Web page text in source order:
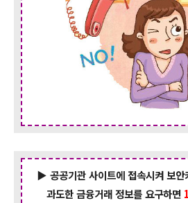
▶ 공공기관 사이트에 접속시켜 보안
과도한 금융거래 정보를 요구하면